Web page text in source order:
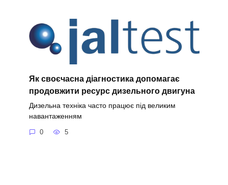
Як своєчасна діагностика допомагає
продовжити ресурс дизельного двигуна
Дизельна техніка часто працює під великим
навантаженням
0 5